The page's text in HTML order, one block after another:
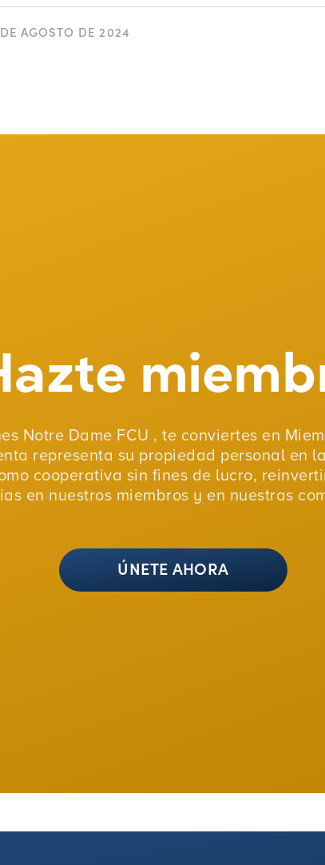
AGOSTO DE 2024
Notre Dame FCU , te conviertes en
representa su propiedad personal en
cooperativa sin fines de lucro,
en nuestros miembros y en nuestras
ÚNETE AHORA